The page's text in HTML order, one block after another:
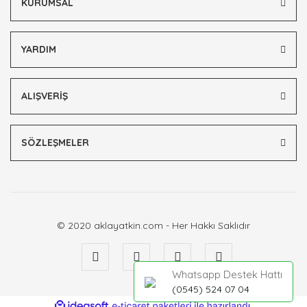
KURUMSAL
YARDIM
ALIŞVERİŞ
SÖZLEŞMELER
© 2020 aklayatkin.com - Her Hakkı Saklıdır
Whatsapp Destek Hattı
(0545) 524 07 04